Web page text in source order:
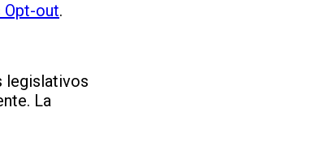
Opt-out.
legislativos
La